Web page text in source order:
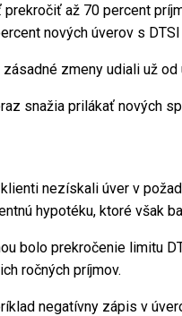
až 70 percent
nových úverov s
zmeny udiali už
snažia prilákať nových
nezískali úver v
hypotéku, ktoré však
bolo prekročenie limitu
ročných príjmov.
negatívny zápis v